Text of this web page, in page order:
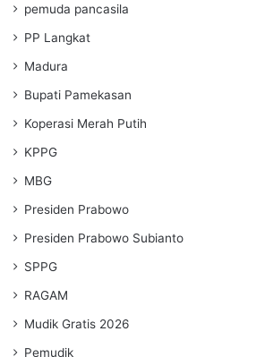
pemuda pancasila
PP Langkat
Madura
Bupati Pamekasan
Koperasi Merah Putih
KPPG
MBG
Presiden Prabowo
Presiden Prabowo Subianto
SPPG
RAGAM
Mudik Gratis 2026
Pemudik